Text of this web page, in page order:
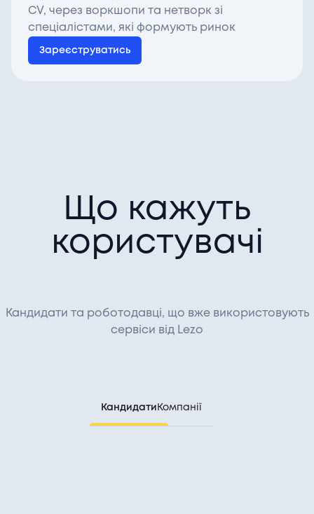
CV, через воркшопи та нетворк зі
спеціалістами, які формують ринок
Зареєструватись
Що кажуть
користувачі
Кандидати та роботодавці, що вже використовують
сервіси від Lezo
Кандидати Компанії